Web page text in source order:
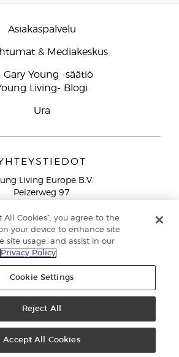
Asiakaspalvelu
& Mediakeskus
Gary Young -säätiö
Living- Blogi
Ura
Living Europe B.V.
Peizerweg 97
Netherlands
lankanumeroista Suomesta
913 239
|Yksityisyydensuoja
All Cookies”, you agree to the
your device to enhance site
site usage, and assist in our
Privacy Policy
Cookie Settings
Reject All
Accept All Cookies